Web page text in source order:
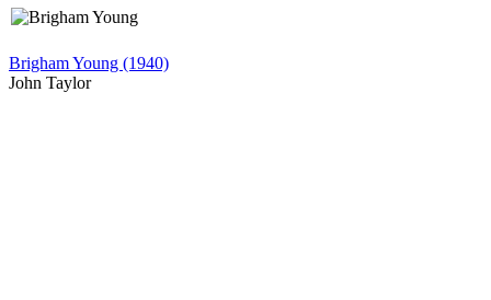
Brigham Young (1940)
John Taylor